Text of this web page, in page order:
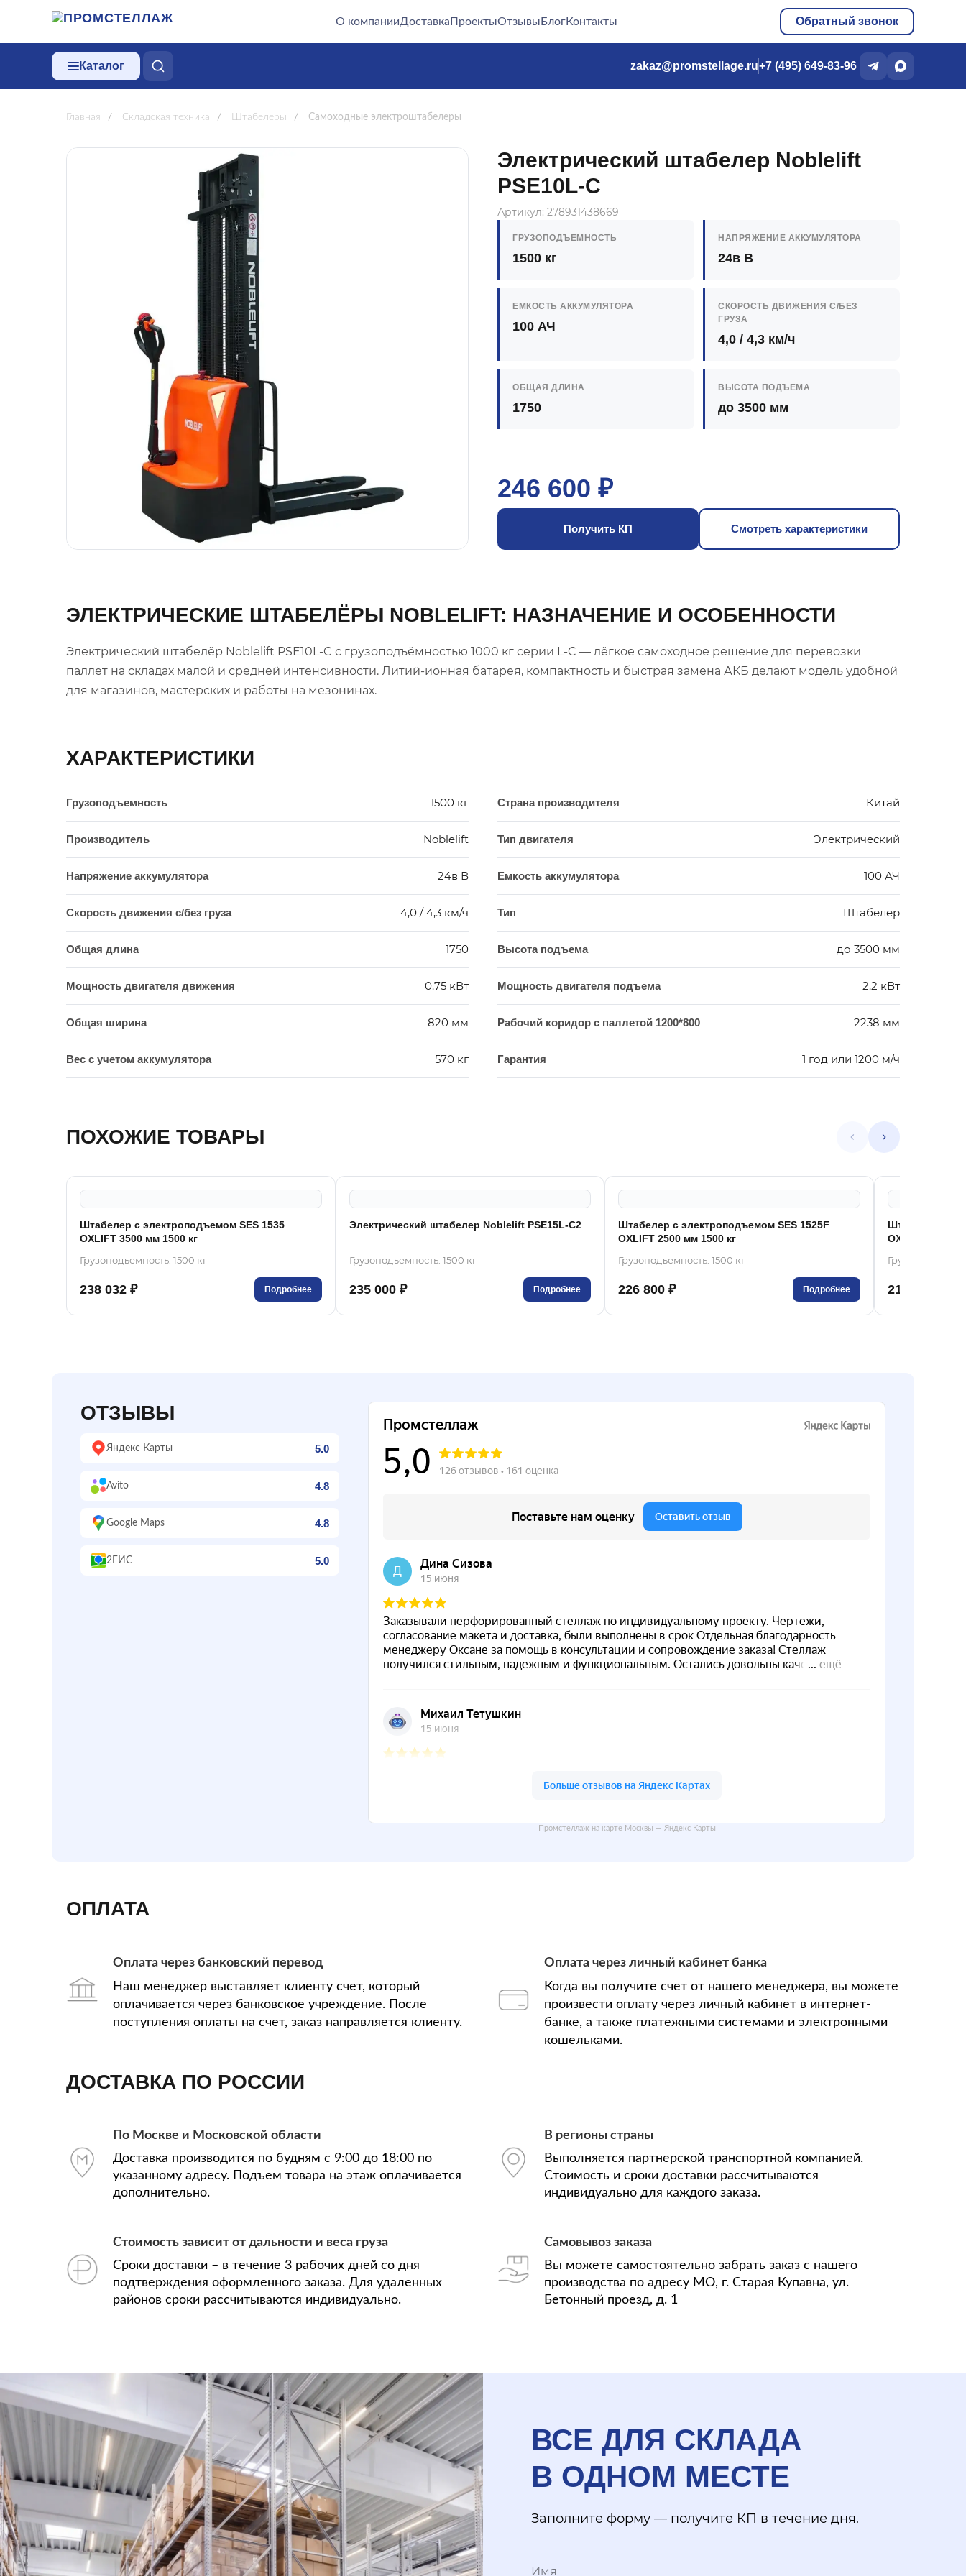
О компанииДоставкаПроектыОтзывыБлогКонтакты Обратный звонок
Каталог zakaz@promstellage.ru+7 (495) 649-83-96
Главная / Складская техника / Штабелеры / Самоходные электроштабелеры
Электрический штабелер Noblelift
PSE10L-C
Артикул: 278931438669
ГРУЗОПОДЪЕМНОСТЬ
1500 кг
НАПРЯЖЕНИЕ АККУМУЛЯТОРА
24в В
ЕМКОСТЬ АККУМУЛЯТОРА
100 АЧ
СКОРОСТЬ ДВИЖЕНИЯ C/БЕЗ
ГРУЗА
4,0 / 4,3 км/ч
ОБЩАЯ ДЛИНА
1750
ВЫСОТА ПОДЪЕМА
до 3500 мм
246 600 ₽
Получить КП Смотреть характеристики
ЭЛЕКТРИЧЕСКИЕ ШТАБЕЛЁРЫ NOBLELIFT: НАЗНАЧЕНИЕ И ОСОБЕННОСТИ
Электрический штабелёр Noblelift PSE10L-C с грузоподъёмностью 1000 кг серии L-C — лёгкое самоходное решение для перевозки
паллет на складах малой и средней интенсивности. Литий-ионная батарея, компактность и быстрая замена АКБ делают модель удобной
для магазинов, мастерских и работы на мезонинах.
ХАРАКТЕРИСТИКИ
Грузоподъемность 1500 кг Страна производителя Китай
Производитель Noblelift Тип двигателя Электрический
Напряжение аккумулятора 24в В Емкость аккумулятора 100 АЧ
Скорость движения c/без груза 4,0 / 4,3 км/ч Тип Штабелер
Общая длина 1750 Высота подъема до 3500 мм
Мощность двигателя движения 0.75 кВт Мощность двигателя подъема 2.2 кВт
Общая ширина 820 мм Рабочий коридор с паллетой 1200*800 2238 мм
Вес с учетом аккумулятора 570 кг Гарантия 1 год или 1200 м/ч
ПОХОЖИЕ ТОВАРЫ
Штабелер с электроподъемом SES 1535
OXLIFT 3500 мм 1500 кг
Грузоподъемность: 1500 кг
238 032 ₽ Подробнее
Электрический штабелер Noblelift PSE15L-C2
Грузоподъемность: 1500 кг
235 000 ₽ Подробнее
Штабелер с электроподъемом SES 1525F
OXLIFT 2500 мм 1500 кг
Грузоподъемность: 1500 кг
226 800 ₽ Подробнее
Штабелер с
OXLIFT 3000
218 402 ₽
ОТЗЫВЫ
Яндекс Карты 5.0
Avito 4.8
Google Maps 4.8
2ГИС 5.0
Промстеллаж на карте Москвы — Яндекс Карты
ОПЛАТА
Оплата через банковский перевод
Наш менеджер выставляет клиенту счет, который
оплачивается через банковское учреждение. После
поступления оплаты на счет, заказ направляется клиенту.
Оплата через личный кабинет банка
Когда вы получите счет от нашего менеджера, вы можете
произвести оплату через личный кабинет в интернет-
банке, а также платежными системами и электронными
кошельками.
ДОСТАВКА ПО РОССИИ
По Москве и Московской области
Доставка производится по будням с 9:00 до 18:00 по
указанному адресу. Подъем товара на этаж оплачивается
дополнительно.
В регионы страны
Выполняется партнерской транспортной компанией.
Стоимость и сроки доставки рассчитываются
индивидуально для каждого заказа.
Стоимость зависит от дальности и веса груза
Сроки доставки – в течение 3 рабочих дней со дня
подтверждения оформленного заказа. Для удаленных
районов сроки рассчитываются индивидуально.
Самовывоз заказа
Вы можете самостоятельно забрать заказ с нашего
производства по адресу МО, г. Старая Купавна, ул.
Бетонный проезд, д. 1
ВСЕ ДЛЯ СКЛАДА
В ОДНОМ МЕСТЕ
Заполните форму — получите КП в течение дня.